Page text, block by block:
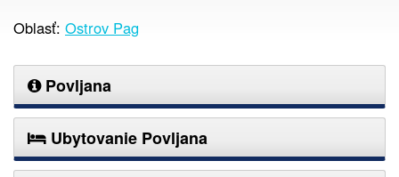
Oblasť: Ostrov Pag
Povljana
Ubytovanie Povljana